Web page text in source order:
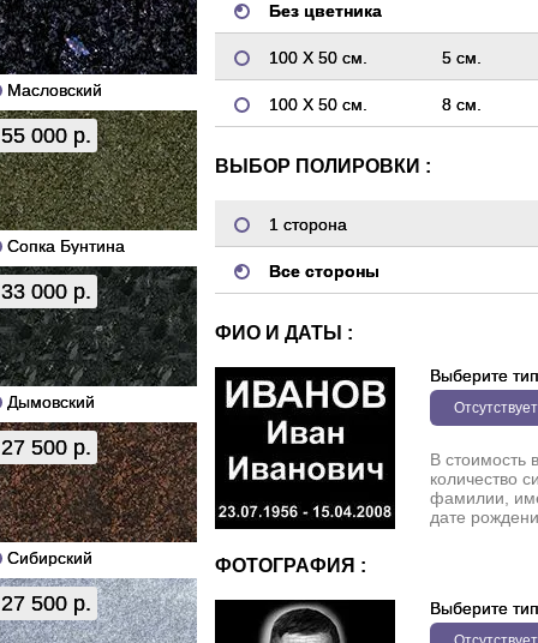
Масловский
55 000 р.
Сопка Бунтина
33 000 р.
Дымовский
27 500 р.
Сибирский
27 500 р.
Без цветника
100 Х 50 см. 5 см.
100 Х 50 см. 8 см.
ВЫБОР ПОЛИРОВКИ :
1 сторона
Все стороны
ФИО И ДАТЫ :
Выберите тип
Отсутствует
В стоимость
количество
фамилии,
дате
ФОТОГРАФИЯ :
Выберите тип